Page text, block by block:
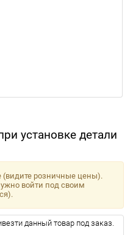
установке детали
(видите розничные цены).
войти под своим
данный товар под заказ.